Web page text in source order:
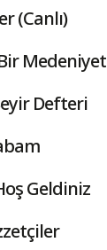
(Canlı)
Defteri
Geldiniz